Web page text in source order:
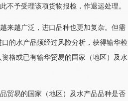
不予受理该项货物报检，作退运处理。
来越广泛，进口品种也更加复杂。但需
的水产品须经过风险分析，获得输华检
格或已有输华贸易的国家（地区）及水
贸易的国家（地区）及水产品品种是否